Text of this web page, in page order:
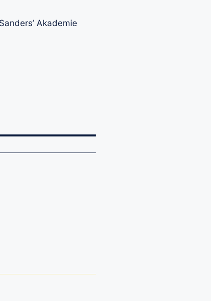
Akademie